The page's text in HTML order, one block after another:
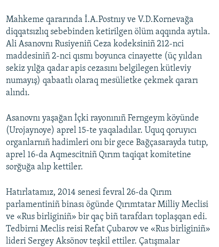
Mahkeme qararında İ.A.Postnıy ve V.D.Kornevağa
diqqatsızlıq sebebinden ketirilgen ölüm aqqında aytıla.
Ali Asanovnı Rusiyeniñ Ceza kodeksiniñ 212-nci
maddesiniñ 2-nci qısmı boyunca cinayette (üç yıldan
sekiz yılğa qadar apis cezasını belgilegen kütleviy
numayış) qabaatlı olaraq mesülietke çekmek qararı
alındı.
Asanovnı yaşağan İçki rayonınıñ Ferngeym köyünde
(Urojaynoye) aprel 15-te yaqaladılar. Uquq qoruyıcı
organlarnıñ hadimleri onı bir gece Bağçasarayda tutıp,
aprel 16-da Aqmescitniñ Qırım taqiqat komitetine
sorğuğa alıp kettiler.
Hatırlatamız, 2014 senesi fevral 26-da Qırım
parlamentiniñ binası ögünde Qırımtatar Milliy Meclisi
ve «Rus birliginiñ» bir qaç biñ tarafdarı toplaşqan edi.
Tedbirni Meclis reisi Refat Çubarov ve «Rus birliginiñ»
lideri Sergey Aksönov teşkil ettiler. Çatışmalar